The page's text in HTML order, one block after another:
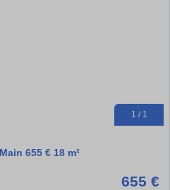
1 / 1
655 € 18 m²
655 €